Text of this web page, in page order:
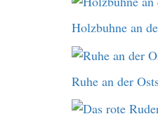
Holzbuhne an
Ruhe an der